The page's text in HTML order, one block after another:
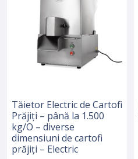
Tăietor Electric de Cartofi
Prăjiți – până la 1.500
kg/O – diverse
dimensiuni de cartofi
prăjiți – Electric